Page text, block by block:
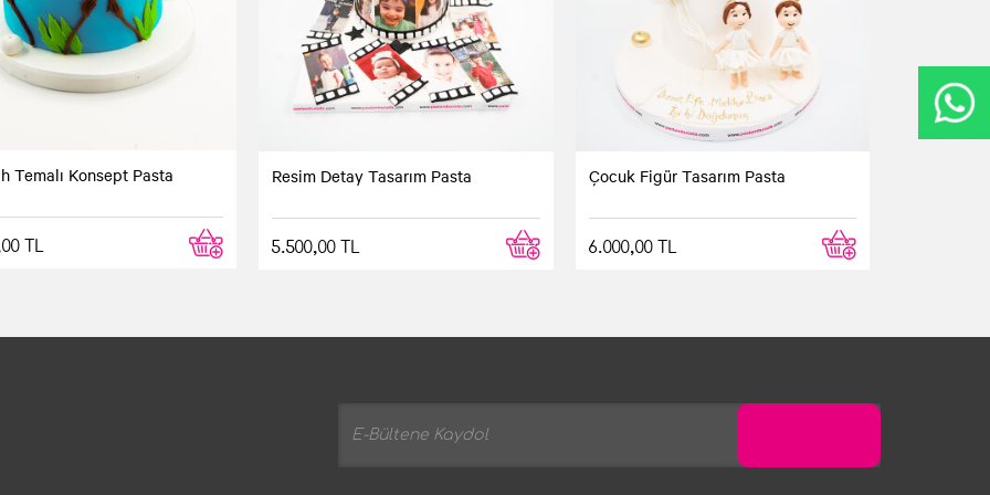
Temalı Konsept Pasta
TL
Resim Detay Tasarım Pasta
5.500,00 TL
Çocuk Figür Tasarım Pasta
6.000,00 TL